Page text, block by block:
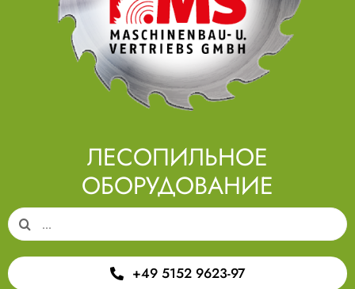
ЛЕСОПИЛЬНОЕ
ОБОРУДОВАНИЕ
Search
for:
+49 5152 9623-97